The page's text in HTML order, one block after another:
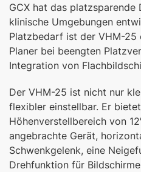
GCX hat das platzsparende
klinische Umgebungen
Platzbedarf ist der VHM-25
Planer bei beengten
Integration von
Der VHM-25 ist nicht nur
flexibler einstellbar. Er
Höhenverstellbereich von
angebrachte Gerät,
Schwenkgelenk, eine
Drehfunktion für